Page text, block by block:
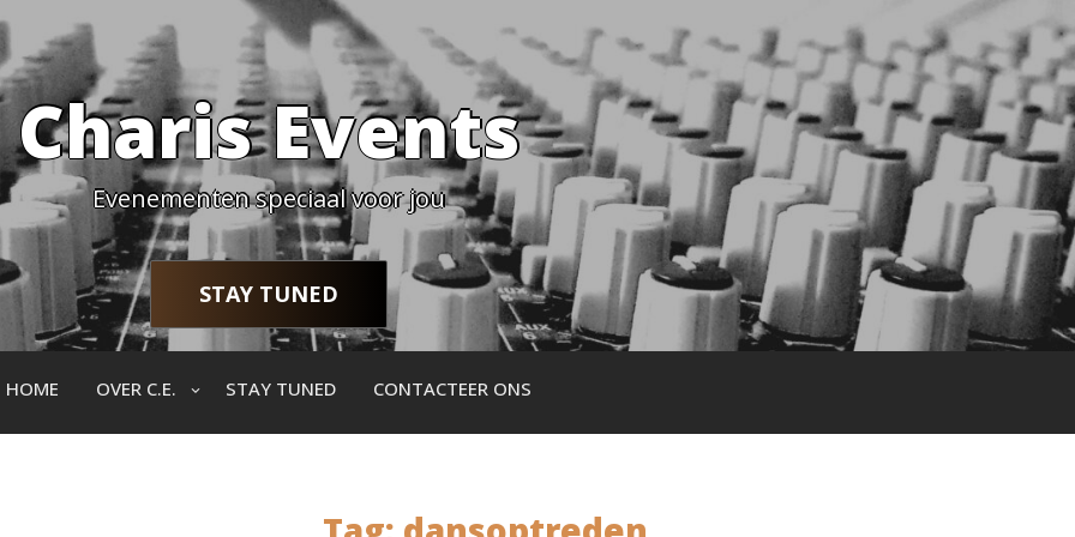
Charis Events
Evenementen speciaal voor jou
STAY TUNED
HOME OVER C.E. STAY TUNED CONTACTEER ONS